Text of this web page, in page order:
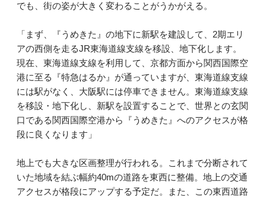
でも、街の姿が大きく変わることがうかがえる。
「まず、『うめきた』の地下に新駅を建設して、2期エリ
アの西側を走るJR東海道線支線を移設、地下化します。
現在、東海道線支線を利用して、京都方面から関西国際空
港に至る『特急はるか』が通っていますが、東海道線支線
には駅がなく、大阪駅には停車できません。東海道線支線
を移設・地下化し、新駅を設置することで、世界との玄関
口である関西国際空港から『うめきた』へのアクセスが格
段に良くなります」
地上でも大きな区画整理が行われる。これまで分断されて
いた地域を結ぶ幅約40mの道路を東西に整備。地上の交通
アクセスが格段にアップする予定だ。また、この東西道路